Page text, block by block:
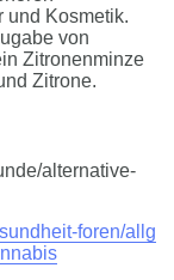
und Kosmetik.
von
Zitronenminze
Zitrone.
alternative-
foren/allg